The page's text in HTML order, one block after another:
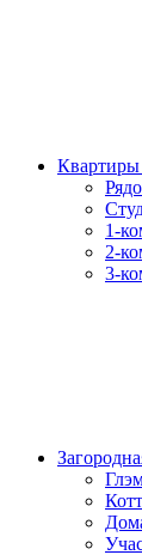
Квартиры
1-
2-
3-